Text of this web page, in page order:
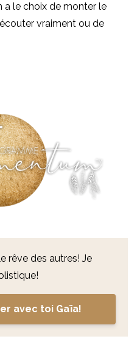
a le choix de monter le
vraiment ou de
rêve des autres! Je
avec toi Gaïa!